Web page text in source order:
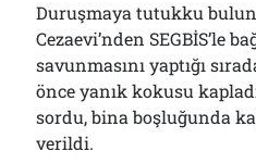
Duruşmaya tutukku
Cezaevi’nden SEGBİS’le
savunmasını yaptığı
önce yanık kokusu
sordu, bina boşluğunda
verildi.